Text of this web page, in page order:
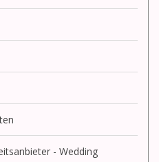
- Wedding